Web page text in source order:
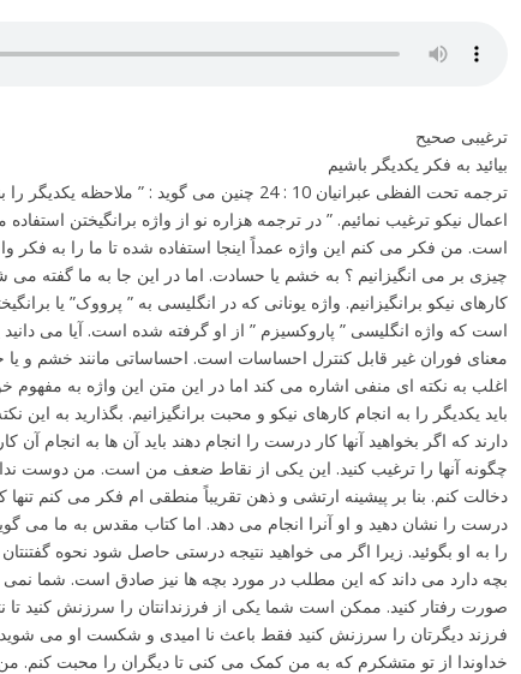
ترغیبی صحیح
بیائید به فکر یکدیگر باشیم
ترجمه تحت الفظی عبرانیان 10 : 24 چنین می گوید : ”
اعمال نیکو ترغیب نمائیم. ” در ترجمه هزاره نو از واژه برانگیختن
است. من فکر می کنم این واژه عمداً اینجا استفاده شده تا ما را به فکر وا
چیزی بر می انگیزانیم ؟ به خشم یا حسادت. اما در این جا به ما گفته می
کارهای نیکو برانگیزانیم. واژه یونانی که در انگلیسی به ” پرووک” یا
است که واژه انگلیسی ” پاروکسیزم ” از او گرفته شده است. آیا می
معنای فوران غیر قابل کنترل احساسات است. احساساتی مانند خشم و یا
اغلب به نکته ای منفی اشاره می کند اما در این متن این واژه به مفهوم
باید یکدیگر را به انجام کارهای نیکو و محبت برانگیزانیم. بگذارید به این
دارند که اگر بخواهید آنها کار درست را انجام دهند باید آن ها به انجام آن
چگونه آنها را ترغیب کنید. این یکی از نقاط ضعف من است. من دوست
دخالت کنم. بنا بر پیشینه ارتشی و ذهن تقریباً منطقی ام فکر می کنم
درست را نشان دهید و او آنرا انجام می دهد. اما کتاب مقدس به ما می
را به او بگوئید. زیرا اگر می خواهید نتیجه درستی حاصل شود نحوه
بچه دارد می داند که این مطلب در مورد بچه ها نیز صادق است. شما نمی
صورت رفتار کنید. ممکن است شما یکی از فرزندانتان را سرزنش کنید تا
فرزند دیگرتان را سرزنش کنید فقط باعث نا امیدی و شکست او می شوید
خداوندا از تو متشکرم که به من کمک می کنی تا دیگران را محبت کنم.